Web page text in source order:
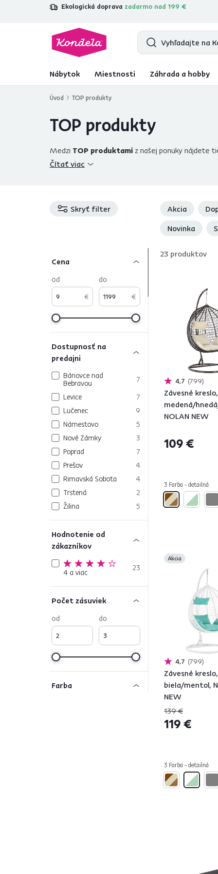
Ekologická doprava zadarmo nad 199 €
4,7 31 285overených produktových
Nábytok Miestnosti Záhrada a hobby
Úvod TOP produkty
TOP produkty
Medzi TOP produktami z našej ponuky nájdete
kategóriínábytku do spálne
Čítať viac
Skryť filter Akcia
Novinka
Cena
€
od
€
do
Dostupnosť na
predajni
Bánovce nad
Bebravou
7
Levice
7
Lučenec
9
Námestovo
5
Nové Zámky
3
Poprad
7
Prešov
4
Rimavská Sobota
4
Trstená
2
Žilina
5
Hodnotenie od
zákazníkov
4 a viac 23
Počet zásuviek
od
do
Farba
23 produktov
4,7 799
Závesné kreslo,
medená/
NOLAN NEW
109 €
3 Farba - detailná
Akcia
4,7 799
Závesné kreslo,
biela/mentol,
NEW
139 €
119 €
3 Farba - detailná